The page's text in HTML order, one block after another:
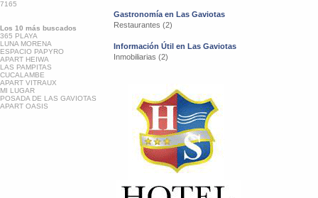
7165
Los 10 más buscados
365 PLAYA
LUNA MORENA
ESPACIO PAPYRO
APART HEIWA
LAS PAMPITAS
CUCALAMBE
APART VITRAUX
MI LUGAR
POSADA DE LAS GAVIOTAS
APART OASIS
Gastronomía en Las Gaviotas
Restaurantes (2)
Información Útil en Las Gaviotas
Inmobiliarias (2)